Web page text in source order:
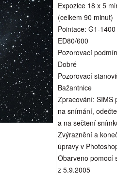
Expozice 18 x 5
(celkem 90 minut)
Pointace: G1-
ED80/600
Pozorovací
Dobré
Pozorovací
Bažantnice
Zpracování: SIMS
na snímání,
a na sečtení
Zvýraznění a
úpravy v
Obarveno pomocí
z 5.9.2005